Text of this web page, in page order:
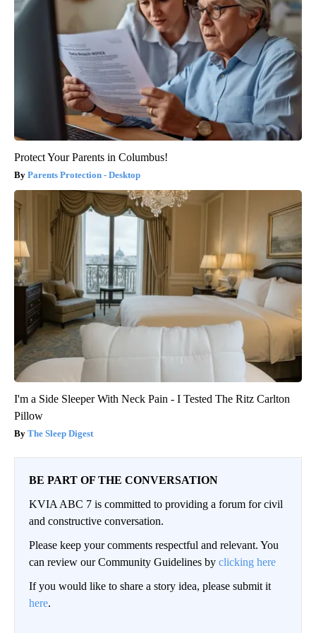
Protect Your Parents in Columbus!
Parents Protection - Desktop
I'm a Side Sleeper With Neck Pain - I Tested The Ritz Carlton
Pillow
The Sleep Digest
BE PART OF THE CONVERSATION
KVIA ABC 7 is committed to providing a forum for civil
and constructive conversation.
Please keep your comments respectful and relevant. You
can review our Community Guidelines by clicking here
If you would like to share a story idea, please submit it
here.